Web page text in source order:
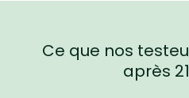
Ce que nos
après